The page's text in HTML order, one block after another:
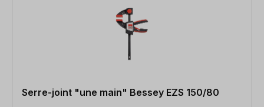
Serre-joint "une main" Bessey EZS 150/80